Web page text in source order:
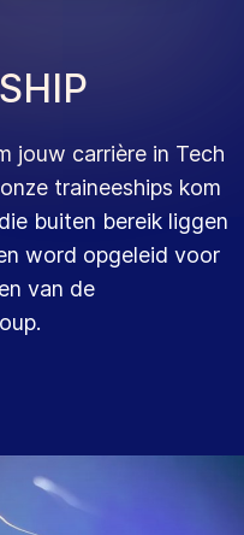
SHIP
jouw carrière in Tech
traineeships kom
buiten bereik liggen
word opgeleid voor
van de